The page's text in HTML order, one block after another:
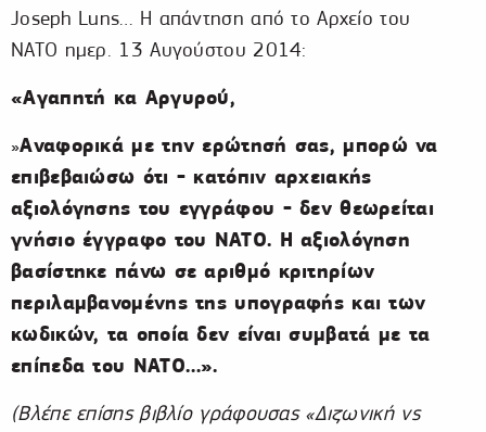
Joseph Luns… Η απάντηση από το Αρχείο του
ΝΑΤΟ ημερ. 13 Αυγούστου 2014:
«Αγαπητή κα Αργυρού,
»Αναφορικά με την ερώτησή σας, μπορώ να
επιβεβαιώσω ότι - κατόπιν αρχειακής
αξιολόγησης του εγγράφου - δεν θεωρείται
γνήσιο έγγραφο του ΝΑΤΟ. Η αξιολόγηση
βασίστηκε πάνω σε αριθμό κριτηρίων
περιλαμβανομένης της υπογραφής και των
κωδικών, τα οποία δεν είναι συμβατά με τα
επίπεδα του ΝΑΤΟ…».
(Βλέπε επίσης βιβλίο γράφουσας «Διζωνική vs